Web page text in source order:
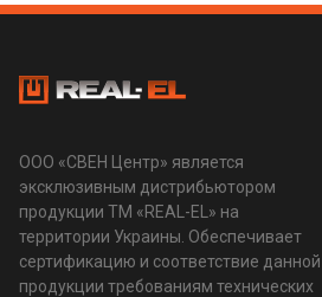
ООО «СВЕН Центр» является
эксклюзивным дистрибьютором
продукции ТМ «REAL-EL» на
территории Украины. Обеспечивает
сертификацию и соответствие данной
продукции требованиям технических